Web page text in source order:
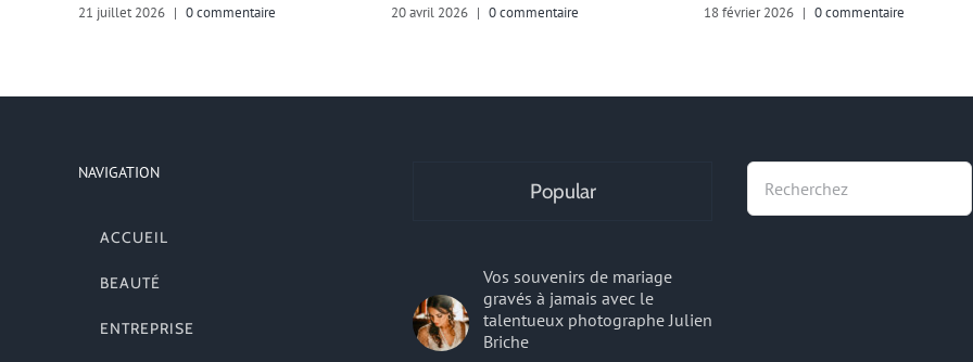
21 juillet 2026 | 0 commentaire 20 avril 2026 | 0 commentaire 18 février 2026 | 0 commentaire
NAVIGATION
ACCUEIL
BEAUTÉ
ENTREPRISE
Popular
Vos souvenirs de mariage
gravés à jamais avec le
talentueux photographe Julien
Briche